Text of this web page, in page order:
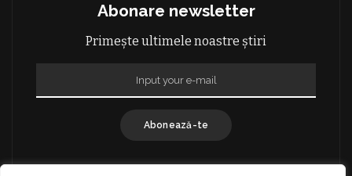
Abonare newsletter
Primește ultimele noastre știri
Abonează-te